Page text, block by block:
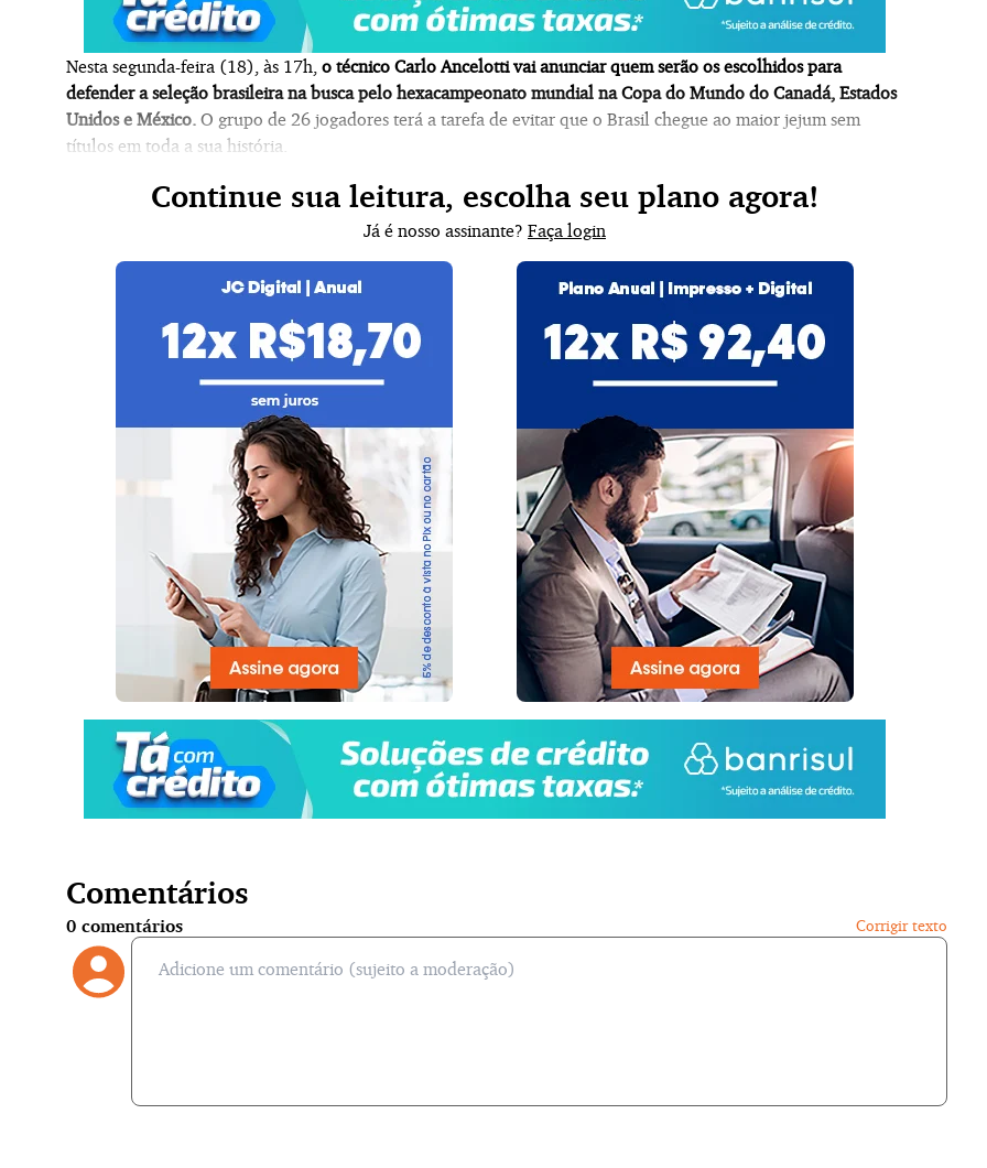
Nesta segunda-feira (18), às 17h, o técnico Carlo Ancelotti vai anunciar quem serão os escolhidos para
defender a seleção brasileira na busca pelo hexacampeonato mundial na Copa do Mundo do Canadá, Estados
Unidos e México. O grupo de 26 jogadores terá a tarefa de evitar que o Brasil chegue ao maior jejum sem
títulos em toda a sua história.
Continue sua leitura, escolha seu plano agora!
Já é nosso assinante? Faça login
Comentários
0 comentários Corrigir texto